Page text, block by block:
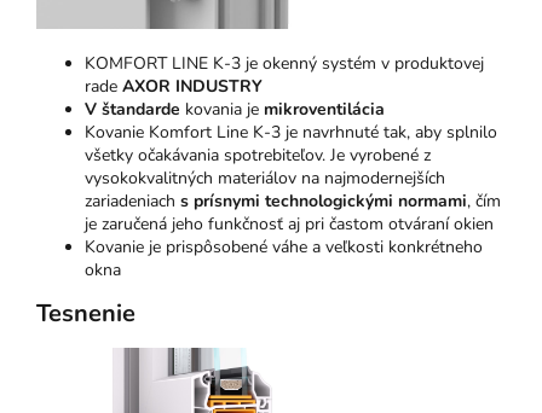
KOMFORT LINE K-3 je okenný systém v produktovej
rade AXOR INDUSTRY
V štandarde kovania je mikroventilácia
Kovanie Komfort Line K-3 je navrhnuté tak, aby splnilo
všetky očakávania spotrebiteľov. Je vyrobené z
vysokokvalitných materiálov na najmodernejších
zariadeniach s prísnymi technologickými normami, čím
je zaručená jeho funkčnosť aj pri častom otváraní okien
Kovanie je prispôsobené váhe a veľkosti konkrétneho
okna
Tesnenie